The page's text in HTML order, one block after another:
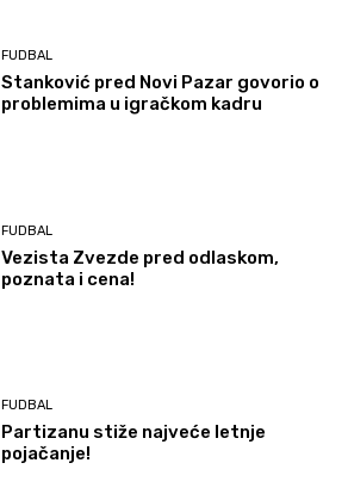
FUDBAL
Stanković pred Novi Pazar govorio o
problemima u igračkom kadru
FUDBAL
Vezista Zvezde pred odlaskom,
poznata i cena!
FUDBAL
Partizanu stiže najveće letnje
pojačanje!